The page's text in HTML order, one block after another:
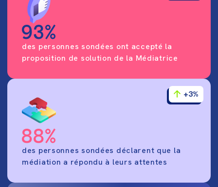
93%
des personnes sondées ont accepté la
proposition de solution de la Médiatrice
+3%
88%
des personnes sondées déclarent que la
médiation a répondu à leurs attentes